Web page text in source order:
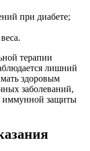
при диабете;
терапии
лишний
здоровым
заболеваний,
иммунной защиты